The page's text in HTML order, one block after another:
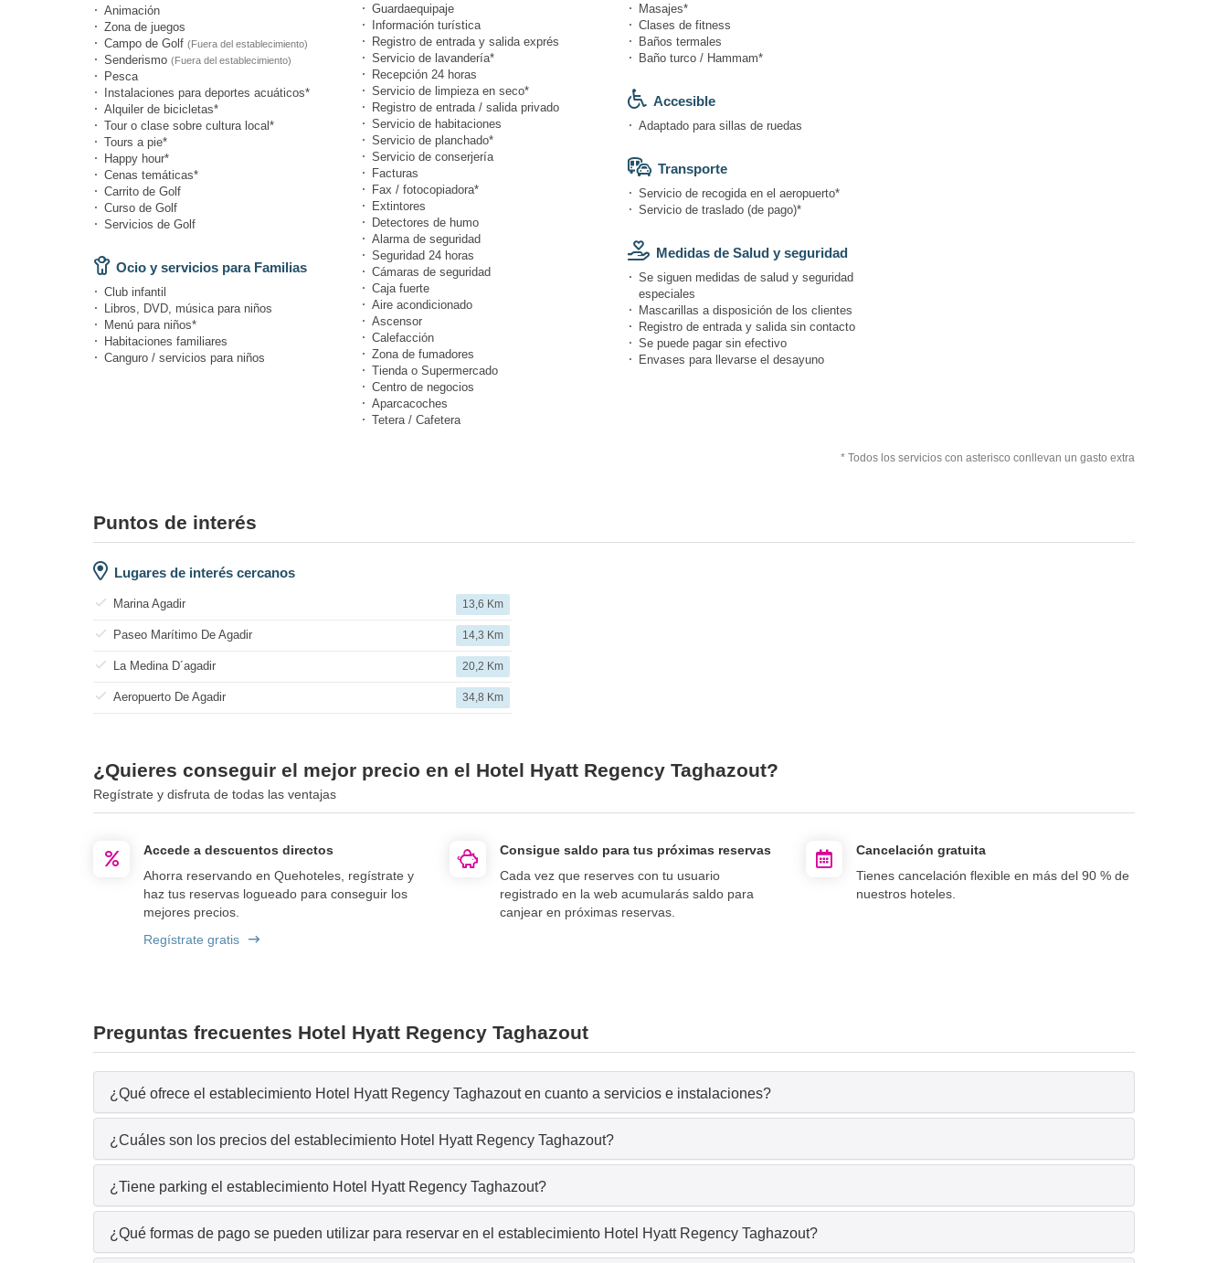
Animación
Zona de juegos
Campo de Golf (Fuera del establecimiento)
Senderismo (Fuera del establecimiento)
Pesca
Instalaciones para deportes acuáticos*
Alquiler de bicicletas*
Tour o clase sobre cultura local*
Tours a pie*
Happy hour*
Cenas temáticas*
Carrito de Golf
Curso de Golf
Servicios de Golf
Ocio y servicios para Familias
Club infantil
Libros, DVD, música para niños
Menú para niños*
Habitaciones familiares
Canguro / servicios para niños
Guardaequipaje
Información turística
Registro de entrada y salida exprés
Servicio de lavandería*
Recepción 24 horas
Servicio de limpieza en seco*
Registro de entrada / salida privado
Servicio de habitaciones
Servicio de planchado*
Servicio de conserjería
Facturas
Fax / fotocopiadora*
Extintores
Detectores de humo
Alarma de seguridad
Seguridad 24 horas
Cámaras de seguridad
Caja fuerte
Aire acondicionado
Ascensor
Calefacción
Zona de fumadores
Tienda o Supermercado
Centro de negocios
Aparcacoches
Tetera / Cafetera
Masajes*
Clases de fitness
Baños termales
Baño turco / Hammam*
Accesible
Adaptado para sillas de ruedas
Transporte
Servicio de recogida en el aeropuerto*
Servicio de traslado (de pago)*
Medidas de Salud y seguridad
Se siguen medidas de salud y seguridad
especiales
Mascarillas a disposición de los clientes
Registro de entrada y salida sin contacto
Se puede pagar sin efectivo
Envases para llevarse el desayuno
* Todos los servicios con asterisco conllevan un gasto extra
Puntos de interés
Lugares de interés cercanos
Marina Agadir 13,6 Km
Paseo Marítimo De Agadir 14,3 Km
La Medina D´agadir 20,2 Km
Aeropuerto De Agadir 34,8 Km
¿Quieres conseguir el mejor precio en el Hotel Hyatt Regency Taghazout?
Regístrate y disfruta de todas las ventajas
Accede a descuentos directos
Ahorra reservando en Quehoteles, regístrate y
haz tus reservas logueado para conseguir los
mejores precios.
Regístrate gratis
Consigue saldo para tus próximas reservas
Cada vez que reserves con tu usuario
registrado en la web acumularás saldo para
canjear en próximas reservas.
Cancelación gratuita
Tienes cancelación flexible en más del 90 % de
nuestros hoteles.
Preguntas frecuentes Hotel Hyatt Regency Taghazout
¿Qué ofrece el establecimiento Hotel Hyatt Regency Taghazout en cuanto a servicios e instalaciones?
¿Cuáles son los precios del establecimiento Hotel Hyatt Regency Taghazout?
¿Tiene parking el establecimiento Hotel Hyatt Regency Taghazout?
¿Qué formas de pago se pueden utilizar para reservar en el establecimiento Hotel Hyatt Regency Taghazout?